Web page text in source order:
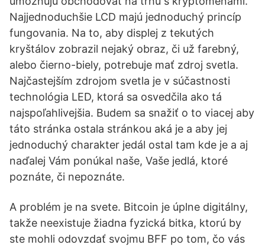
Najjednoduchšie LCD majú jednoduchý princíp
fungovania. Na to, aby displej z tekutých
kryštálov zobrazil nejaký obraz, či už farebný,
alebo čierno-biely, potrebuje mať zdroj svetla.
Najčastejším zdrojom svetla je v súčastnosti
technológia LED, ktorá sa osvedčila ako tá
najspoľahlivejšia. Budem sa snažiť o to viacej aby
táto stránka ostala stránkou aká je a aby jej
jednoduchý charakter jedál ostal tam kde je a aj
naďalej Vám ponúkal naše, Vaše jedlá, ktoré
poznáte, či nepoznáte.
A problém je na svete. Bitcoin je úplne digitálny,
takže neexistuje žiadna fyzická bitka, ktorú by
ste mohli odovzdať svojmu BFF po tom, čo vás